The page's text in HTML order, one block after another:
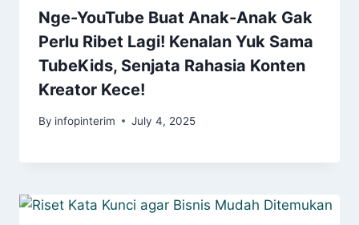
Nge-YouTube Buat Anak-Anak Gak
Perlu Ribet Lagi! Kenalan Yuk Sama
TubeKids, Senjata Rahasia Konten
Kreator Kece!
By infopinterim July 4, 2025